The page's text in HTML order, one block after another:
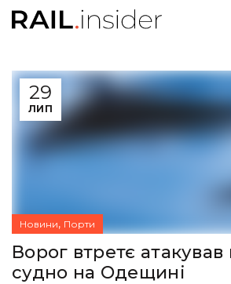
29
ЛИП
Новини, Порти
Ворог втретє атакував
судно на Одещині